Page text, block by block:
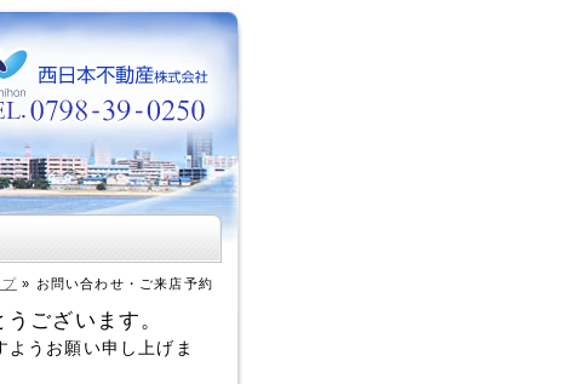
プ» お問い合わせ・ご来店予約
ございます。
うお願い申し上げま